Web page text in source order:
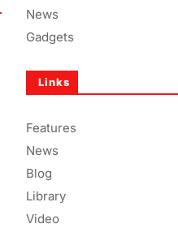
News
Gadgets
Links
Features
News
Blog
Library
Video